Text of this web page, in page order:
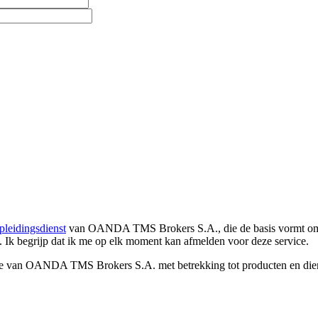
van OANDA TMS Brokers S.A., die de basis vormt
Ik begrijp dat ik me op elk moment kan afmelden voor deze service.
OANDA TMS Brokers S.A. met betrekking tot producten en